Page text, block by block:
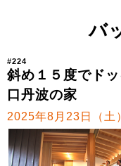
バ
#224
斜め１５度でド
口丹波の家
2025年8月23日（土